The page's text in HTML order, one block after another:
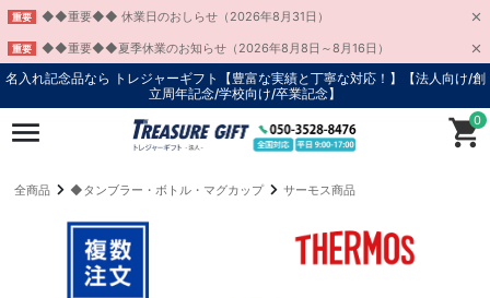
重要 ◆◆重要◆◆ 休業日のおしらせ（2026年8月31日）
重要
◆◆重要◆◆夏季休業のお知らせ（2026年8月8日～8月16日）
名入れ記念品なら トレジャーギフト【豊富な実績と丁寧な対応！】
【法人向け/創
立周年記念/学校向け/卒業記念】
0
全商品 ◆タンブラー・ボトル・マグカップ サーモス商品